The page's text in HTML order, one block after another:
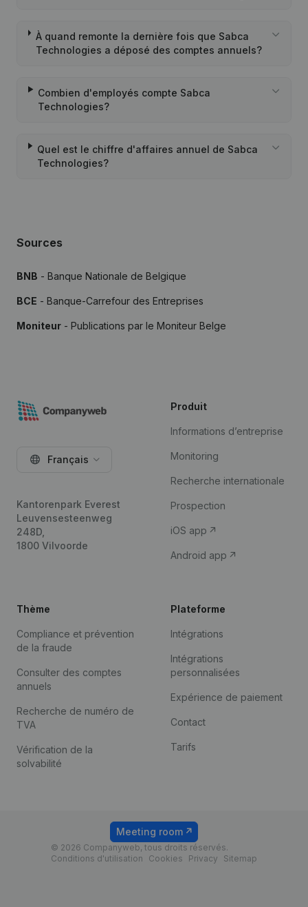
À quand remonte la dernière fois que Sabca
Technologies a déposé des comptes annuels?
Combien d'employés compte Sabca
Technologies?
Quel est le chiffre d'affaires annuel de Sabca
Technologies?
Sources
BNB - Banque Nationale de Belgique
BCE - Banque-Carrefour des Entreprises
Moniteur - Publications par le Moniteur Belge
Français
Kantorenpark Everest
Leuvensesteenweg
248D,
1800 Vilvoorde
Produit
Informations d’entreprise
Monitoring
Recherche internationale
Prospection
iOS app
Android app
Thème
Compliance et prévention
de la fraude
Consulter des comptes
annuels
Recherche de numéro de
TVA
Vérification de la
solvabilité
Plateforme
Intégrations
Intégrations
personnalisées
Expérience de paiement
Contact
Tarifs
© 2026 Companyweb, tous droits réservés.
Conditions d'utilisation
Cookies Privacy Sitemap
Meeting room